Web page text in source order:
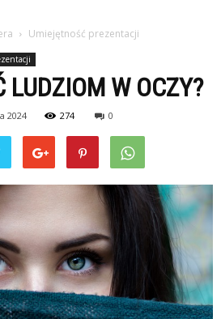
Umiejętność prezentacji
LUDZIOM W OCZY?
2024 274 0